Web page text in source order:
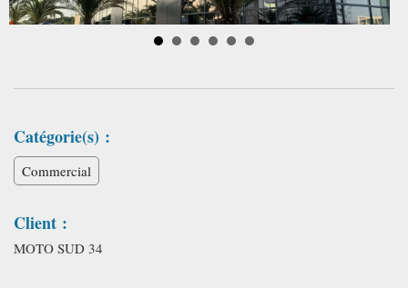
Catégorie(s) :
Commercial
Client :
MOTO SUD 34